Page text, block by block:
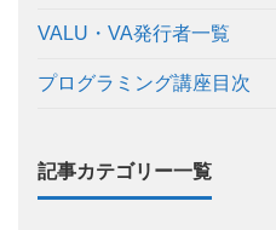
VALU・VA発行者一覧
プログラミング講座目次
記事カテゴリー一覧